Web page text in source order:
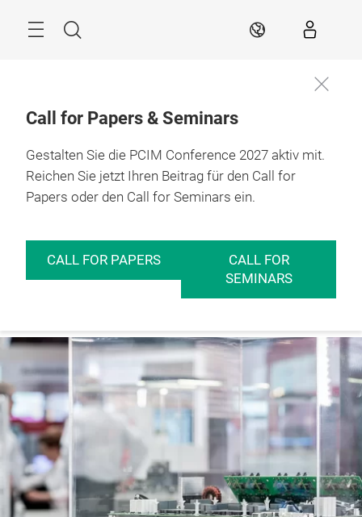
Suche DE
Call for Papers & Seminars
Gestalten Sie die PCIM Conference 2027 aktiv mit.
Reichen Sie jetzt Ihren Beitrag für den Call for
Papers oder den Call for Seminars ein.
CALL FOR PAPERS
CALL FOR
SEMINARS
11. – 13.05.2027
Nürnberg
Mehr Infos